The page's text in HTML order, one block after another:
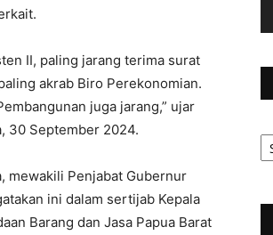
II, paling jarang terima surat
akrab Biro Perekonomian.
juga jarang,” ujar
30 September 2024.
mewakili Penjabat Gubernur
ini dalam sertijab Kepala
Barang dan Jasa Papua Barat